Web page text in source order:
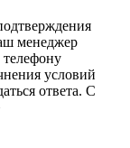
менеджер
телефону
условий
ответа. С